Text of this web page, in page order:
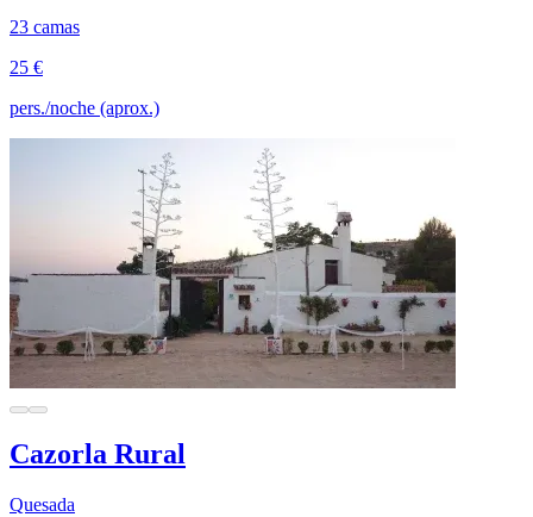
23 camas
25 €
pers./noche (aprox.)
Cazorla Rural
Quesada